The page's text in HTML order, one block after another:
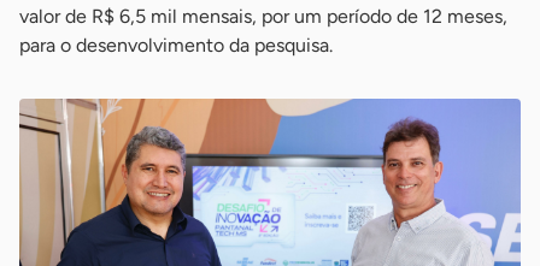
valor de R$ 6,5 mil mensais, por um período de 12 meses,
para o desenvolvimento da pesquisa.